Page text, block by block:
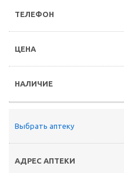
Выбрать аптеку